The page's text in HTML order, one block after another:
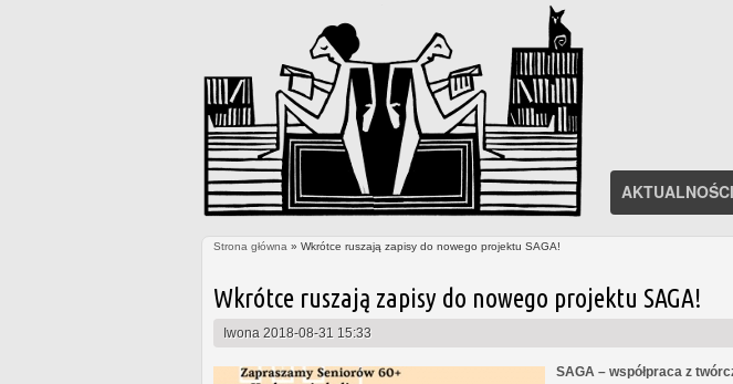
AKTUALNOŚCI
Strona główna » Wkrótce ruszają zapisy do nowego projektu SAGA!
Wkrótce ruszają zapisy do nowego projektu SAGA!
Iwona 2018-08-31 15:33
SAGA – współpraca z